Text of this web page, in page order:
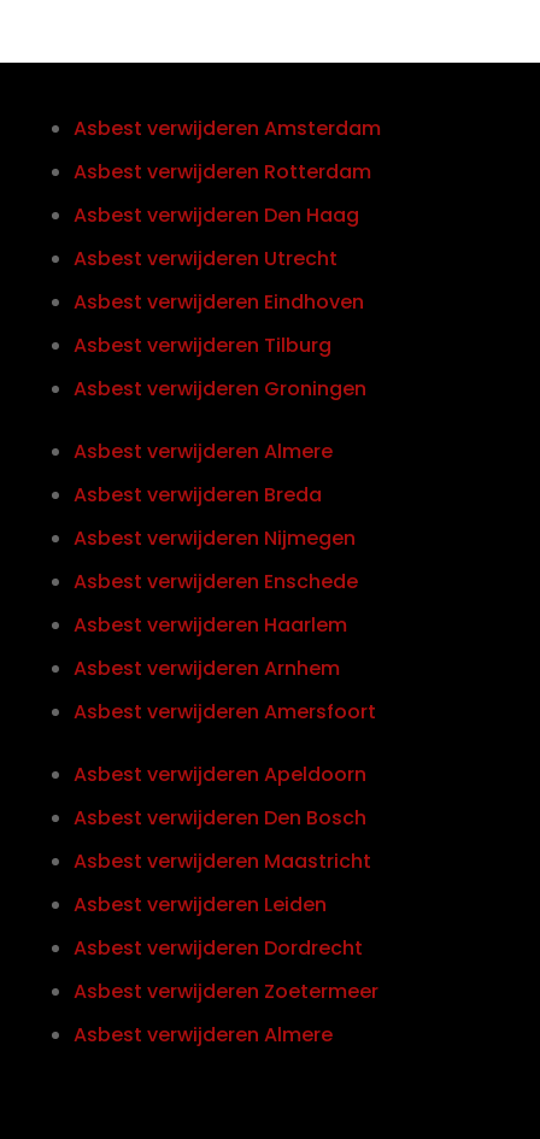
Asbest verwijderen Amsterdam
Asbest verwijderen Rotterdam
Asbest verwijderen Den Haag
Asbest verwijderen Utrecht
Asbest verwijderen Eindhoven
Asbest verwijderen Tilburg
Asbest verwijderen Groningen
Asbest verwijderen Almere
Asbest verwijderen Breda
Asbest verwijderen Nijmegen
Asbest verwijderen Enschede
Asbest verwijderen Haarlem
Asbest verwijderen Arnhem
Asbest verwijderen Amersfoort
Asbest verwijderen Apeldoorn
Asbest verwijderen Den Bosch
Asbest verwijderen Maastricht
Asbest verwijderen Leiden
Asbest verwijderen Dordrecht
Asbest verwijderen Zoetermeer
Asbest verwijderen Almere